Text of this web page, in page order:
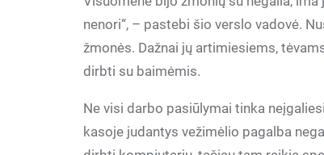
nenori“, – pastebi šio verslo vadovė.
žmonės. Dažnai jų artimiesiems,
dirbti su baimėmis.
Ne visi darbo pasiūlymai tinka
kasoje judantys vežimėlio pagalba